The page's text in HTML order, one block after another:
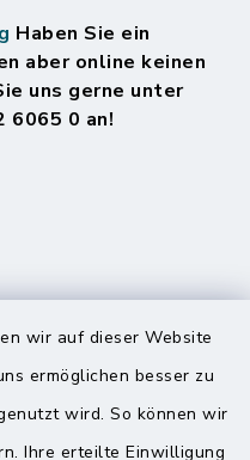
wir auf dieser Website
ermöglichen besser zu
wird. So können wir
Ihre erteilte Einwilligung
Haben Sie ein
aber online keinen
uns gerne unter
6065 0 an!